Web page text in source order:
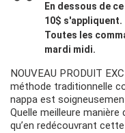
En dessous de
10$ s'appliquent.
Toutes les
mardi midi.
NOUVEAU PRODUIT
méthode traditionnelle
nappa est
Quelle meilleure
qu’en redécouvrant